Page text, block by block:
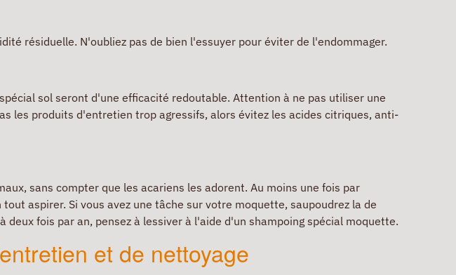
résiduelle. N'oubliez pas de bien l'essuyer pour éviter de l'endommager.
sol seront d'une efficacité redoutable. Attention à ne pas utiliser une
les produits d'entretien trop agressifs, alors évitez les acides citriques, anti-
sans compter que les acariens les adorent. Au moins une fois par
aspirer. Si vous avez une tâche sur votre moquette, saupoudrez la de
fois par an, pensez à lessiver à l'aide d'un shampoing spécial moquette.
et de nettoyage